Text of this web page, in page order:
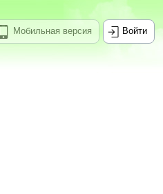
Мобильная версия Войти